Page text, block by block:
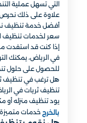
التي تسهل عملية
علاوة على ذلك
أفضل خدمة تنظيف
سعر لخدمات تنظيف
إذا كنت قد استفدت
في الرياض، يمكنك
للحصول على حلول
هل ترغب في تنظيف
تنظيف ثريات في
يود تنظيف منزله أو
بالخرج خدمات